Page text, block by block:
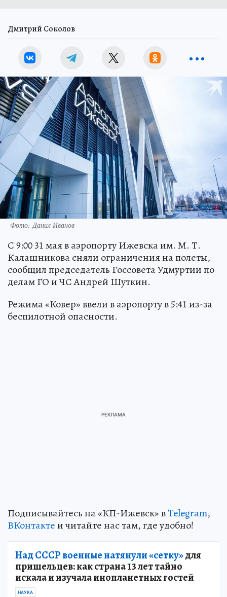
Дмитрий Соколов
Фото: Данил Иванов
С 9:00 31 мая в аэропорту Ижевска им. М. Т.
Калашникова сняли ограничения на полеты,
сообщил председатель Госсовета Удмуртии по
делам ГО и ЧС Андрей Шуткин.
Режима «Ковер» ввели в аэропорту в 5:41 из-за
беспилотной опасности.
Подписывайтесь на «КП-Ижевск» вTelegram,
ВКонтактеи читайте нас там, где удобно!
Над СССР военные натянули «сетку»для
пришельцев: как страна 13 лет тайно
искала и изучала инопланетных гостей
НАУКА